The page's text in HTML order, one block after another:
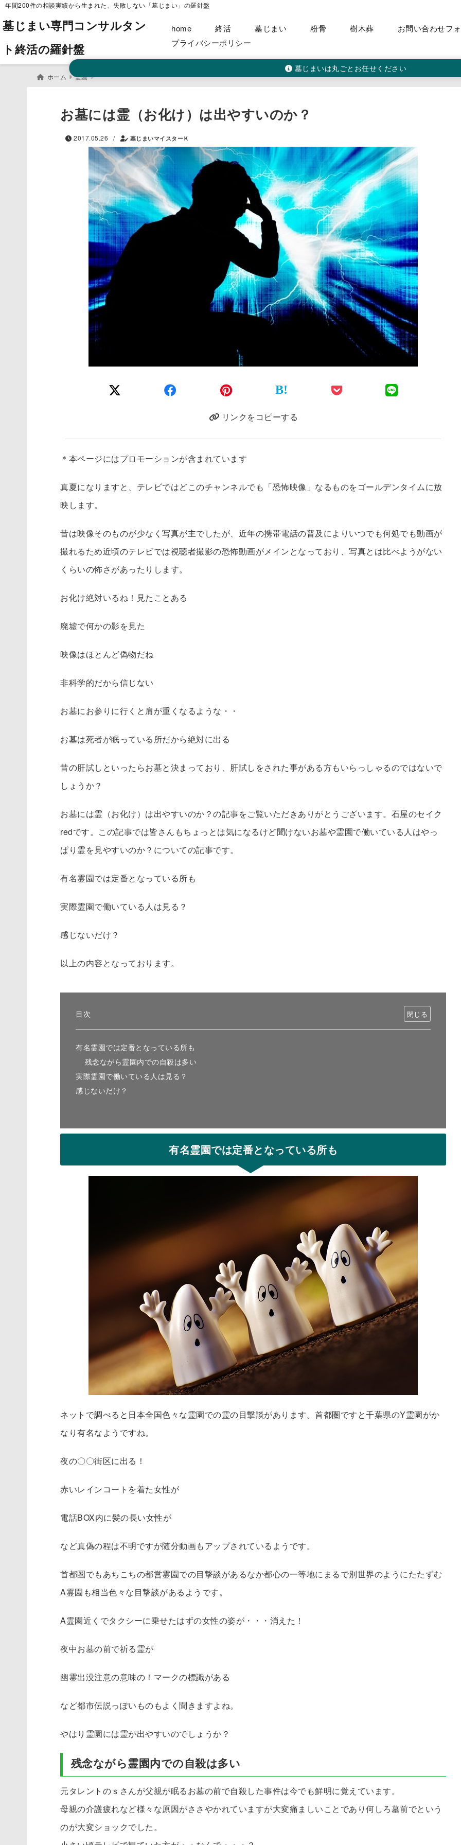
年間200件の相談実績から生まれた、失敗しない「墓じまい」の羅針盤
墓じまい専門コンサルタン
ト終活の羅針盤
home 終活 墓じまい 粉骨 樹木葬
お問い合わせフ
プライバシーポリシー
墓じまいは丸ごとお任せください
ホーム 霊園
お墓には霊（お化け）は出やすいのか？
2017.05.26 / 墓じまいマイスターＫ
B!
リンクをコピーする
＊本ページにはプロモーションが含まれています
真夏になりますと、テレビではどこのチャンネルでも「恐怖映像」なるものをゴールデンタイムに放
映します。
昔は映像そのものが少なく写真が主でしたが、近年の携帯電話の普及によりいつでも何処でも動画が
撮れるため近頃のテレビでは視聴者撮影の恐怖動画がメインとなっており、写真とは比べようがない
くらいの怖さがあったりします。
お化け絶対いるね！見たことある
廃墟で何かの影を見た
映像はほとんど偽物だね
非科学的だから信じない
お墓にお参りに行くと肩が重くなるような・・
お墓は死者が眠っている所だから絶対に出る
昔の肝試しといったらお墓と決まっており、肝試しをされた事がある方もいらっしゃるのではないで
しょうか？
お墓には霊（お化け）は出やすいのか？の記事をご覧いただきありがとうございます。石屋のセイク
redです。この記事では皆さんもちょっとは気になるけど聞けないお墓や霊園で働いている人はやっ
ぱり霊を見やすいのか？についての記事です。
有名霊園では定番となっている所も
実際霊園で働いている人は見る？
感じないだけ？
以上の内容となっております。
目次
有名霊園では定番となっている所も
残念ながら霊園内での自殺は多い
実際霊園で働いている人は見る？
感じないだけ？
有名霊園では定番となっている所も
ネットで調べると日本全国色々な霊園での霊の目撃談があります。首都圏ですと千葉県のY霊園がか
なり有名なようですね。
夜の〇〇街区に出る！
赤いレインコートを着た女性が
電話BOX内に髪の長い女性が
など真偽の程は不明ですが随分動画もアップされているようです。
首都圏でもあちこちの都営霊園での目撃談があるなか都心の一等地にまるで別世界のようにたたずむ
A霊園も相当色々な目撃談があるようです。
A霊園近くでタクシーに乗せたはずの女性の姿が・・・消えた！
夜中お墓の前で祈る霊が
幽霊出没注意の意味の！マークの標識がある
など都市伝説っぽいものもよく聞きますよね。
やはり霊園には霊が出やすいのでしょうか？
残念ながら霊園内での自殺は多い
元タレントのｓさんが父親が眠るお墓の前で自殺した事件は今でも鮮明に覚えています。
母親の介護疲れなど様々な原因がささやかれていますが大変痛ましいことであり何しろ墓前でという
のが大変ショックでした。